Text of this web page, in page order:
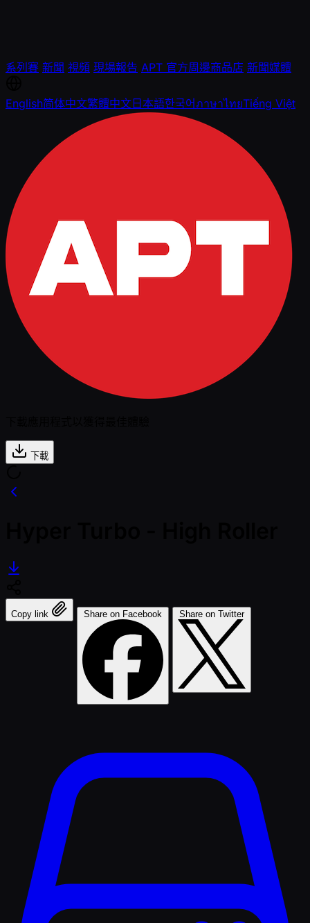
系列賽 新聞 視頻 現場報告 APT 官方周邊商品店 新聞媒體
English简体中文繁體中文日本語한국어ภาษาไทยTiếng Việt
下載
Copy link Share on Facebook Share on Twitter